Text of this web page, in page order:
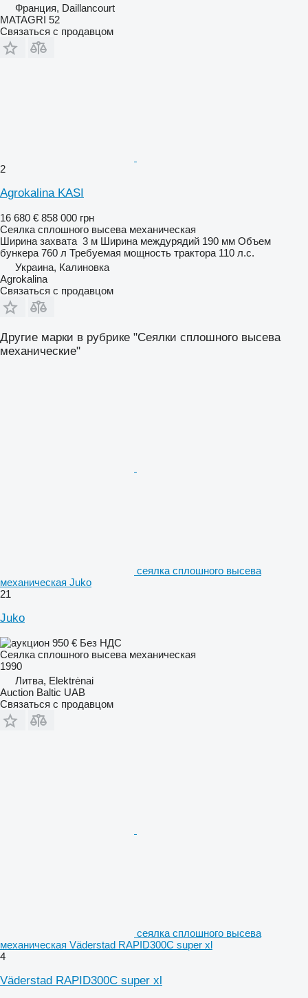
Франция, Daillancourt
MATAGRI 52
Связаться с продавцом
2
Agrokalina KASI
16 680 € 858 000 грн
Сеялка сплошного высева механическая
Ширина захвата 3 м Ширина междурядий 190 мм Объем
бункера 760 л Требуемая мощность трактора 110 л.с.
Украина, Калиновка
Agrokalina
Связаться с продавцом
Другие марки в рубрике "Сеялки сплошного высева
механические"
сеялка сплошного высева
механическая Juko
21
Juko
950 € Без НДС
Сеялка сплошного высева механическая
1990
Литва, Elektrėnai
Auction Baltic UAB
Связаться с продавцом
сеялка сплошного высева
механическая Väderstad RAPID300C super xl
4
Väderstad RAPID300C super xl